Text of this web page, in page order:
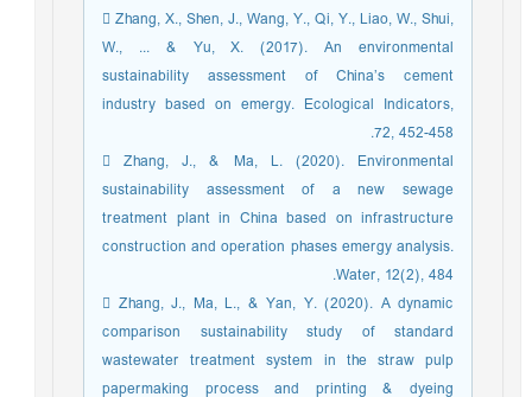
 Zhang, X., Shen, J., Wang, Y., Qi, Y., Liao, W., Shui,
W., ... & Yu, X. (2017). An environmental
sustainability assessment of China’s cement
industry based on emergy. Ecological Indicators,
72, 452-458.
 Zhang, J., & Ma, L. (2020). Environmental
sustainability assessment of a new sewage
treatment plant in China based on infrastructure
construction and operation phases emergy analysis.
Water, 12(2), 484.
 Zhang, J., Ma, L., & Yan, Y. (2020). A dynamic
comparison sustainability study of standard
wastewater treatment system in the straw pulp
papermaking process and printing & dyeing